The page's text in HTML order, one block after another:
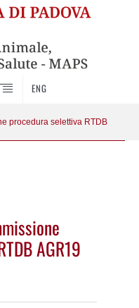
ENG
procedura selettiva RTDB AGR19
AGR19